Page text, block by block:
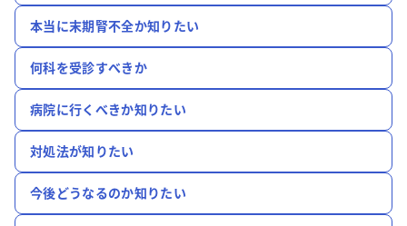
本当に末期腎不全か知りたい
何科を受診すべきか
病院に行くべきか知りたい
対処法が知りたい
今後どうなるのか知りたい